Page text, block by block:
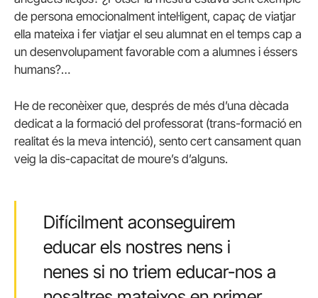
de persona emocionalment intel·ligent, capaç de viatjar
ella mateixa i fer viatjar el seu alumnat en el temps cap a
un desenvolupament favorable com a alumnes i éssers
humans?…
He de reconèixer que, després de més d’una dècada
dedicat a la formació del professorat (trans-formació en
realitat és la meva intenció), sento cert cansament quan
veig la dis-capacitat de moure’s d’alguns.
Difícilment aconseguirem
educar els nostres nens i
nenes si no triem educar-nos a